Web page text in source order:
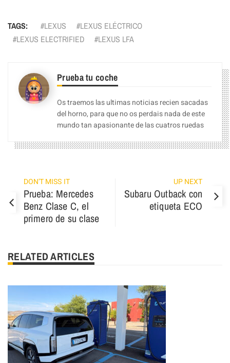
TAGS: LEXUS
LEXUS ELÉCTRICO
LEXUS ELECTRIFIED
LEXUS LFA
Prueba tu coche
Os traemos las ultimas noticias recien sacadas
del horno, para que no os perdais nada de este
mundo tan apasionante de las cuatros ruedas
DON'T MISS IT
Prueba: Mercedes
Benz Clase C, el
primero de su clase
UP NEXT
Subaru Outback con
etiqueta ECO
RELATED ARTICLES